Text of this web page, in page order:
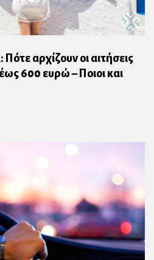
αρχίζουν οι αιτήσεις
600 ευρώ – Ποιοι και